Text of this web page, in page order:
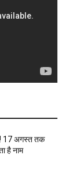
17 अगस्त तक
है नाम